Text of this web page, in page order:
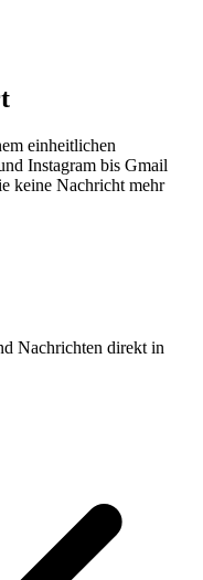
einheitlichen
Instagram bis Gmail
keine Nachricht mehr
Nachrichten direkt in